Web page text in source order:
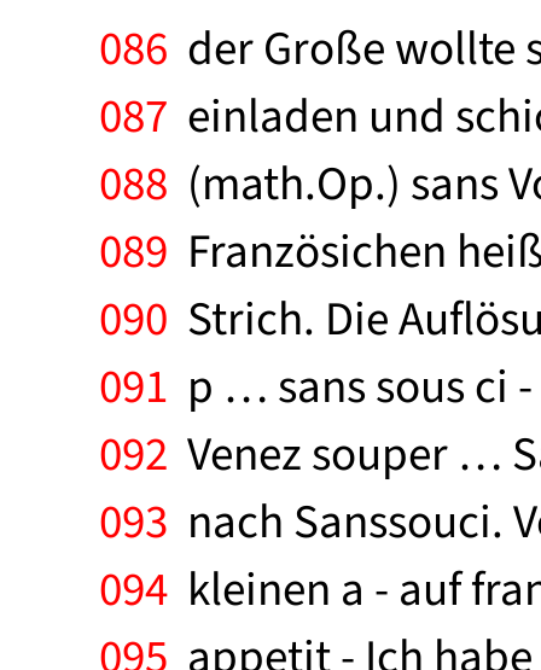
086 der Große wollte
087 einladen und
088 (math.Op.) sans
089 Französichen
090 Strich. Die
091 p … sans sous ci
092 Venez souper …
093 nach Sanssouci.
094 kleinen a - auf